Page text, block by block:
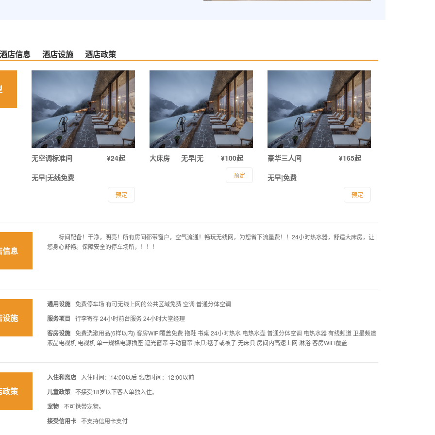
酒店信息 酒店设施 酒店政策
无空调标准间
¥24起
无早|无线免费
预定
大床房 ¥100起
无早|无
预定
豪华三人间
¥165起
无早|免费
预定
信息
标间配备！干净，明亮！所有房间都带窗户，空气流通！畅玩无线网，为您省下流量费！！24小时热水器，舒适大床房，让
您身心舒畅。保障安全的停车场所，！！！
设施
通用设施 免费停车场 有可无线上网的公共区域免费 空调 普通分体空调
服务项目 行李寄存 24小时前台服务 24小时大堂经理
客房设施
免费洗漱用品(6样以内) 客房WIFI覆盖免费 拖鞋 书桌 24小时热水 电热水壶 普通分体空调 电热水器 有线频道 卫星频道
液晶电视机 电视机 单一规格电源插座 遮光窗帘 手动窗帘 床具:毯子或被子 无床具 房间内高速上网 淋浴 客房WIFI覆盖
政策
入住和离店 入住时间：14:00以后 离店时间：12:00以前
儿童政策 不接受18岁以下客人单独入住。
宠物 不可携带宠物。
接受信用卡 不支持信用卡支付